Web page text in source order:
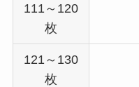
111～120
枚
121～130
枚